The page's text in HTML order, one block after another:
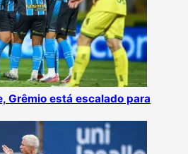
Grêmio está escalado para